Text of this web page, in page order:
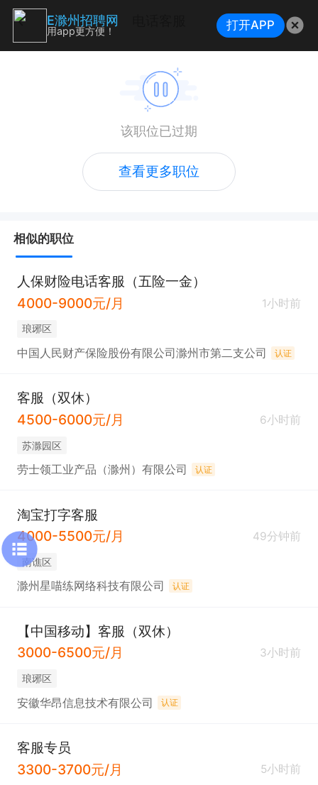
该职位已过期
查看更多职位
相似的职位
人保财险电话客服（五险一金）
4000-9000元/月
1小时前
琅琊区
中国人民财产保险股份有限公司滁州市第二支公司 认证
客服（双休）
4500-6000元/月
6小时前
苏滁园区
劳士领工业产品（滁州）有限公司 认证
淘宝打字客服
4000-5500元/月
49分钟前
南谯区
滁州星喵练网络科技有限公司 认证
【中国移动】客服（双休）
3000-6500元/月
3小时前
琅琊区
安徽华昂信息技术有限公司 认证
客服专员
3300-3700元/月
5小时前
E滁州招聘网
用app更方便！ 打开APP